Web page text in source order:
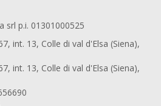
srl p.i. 01301000525
int. 13, Colle di val d'Elsa (Siena),
int. 13, Colle di val d'Elsa (Siena),